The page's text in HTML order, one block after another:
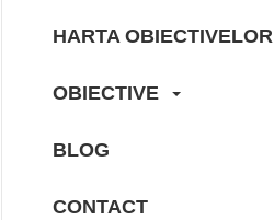
HARTA OBIECTIVELOR
OBIECTIVE
BLOG
CONTACT